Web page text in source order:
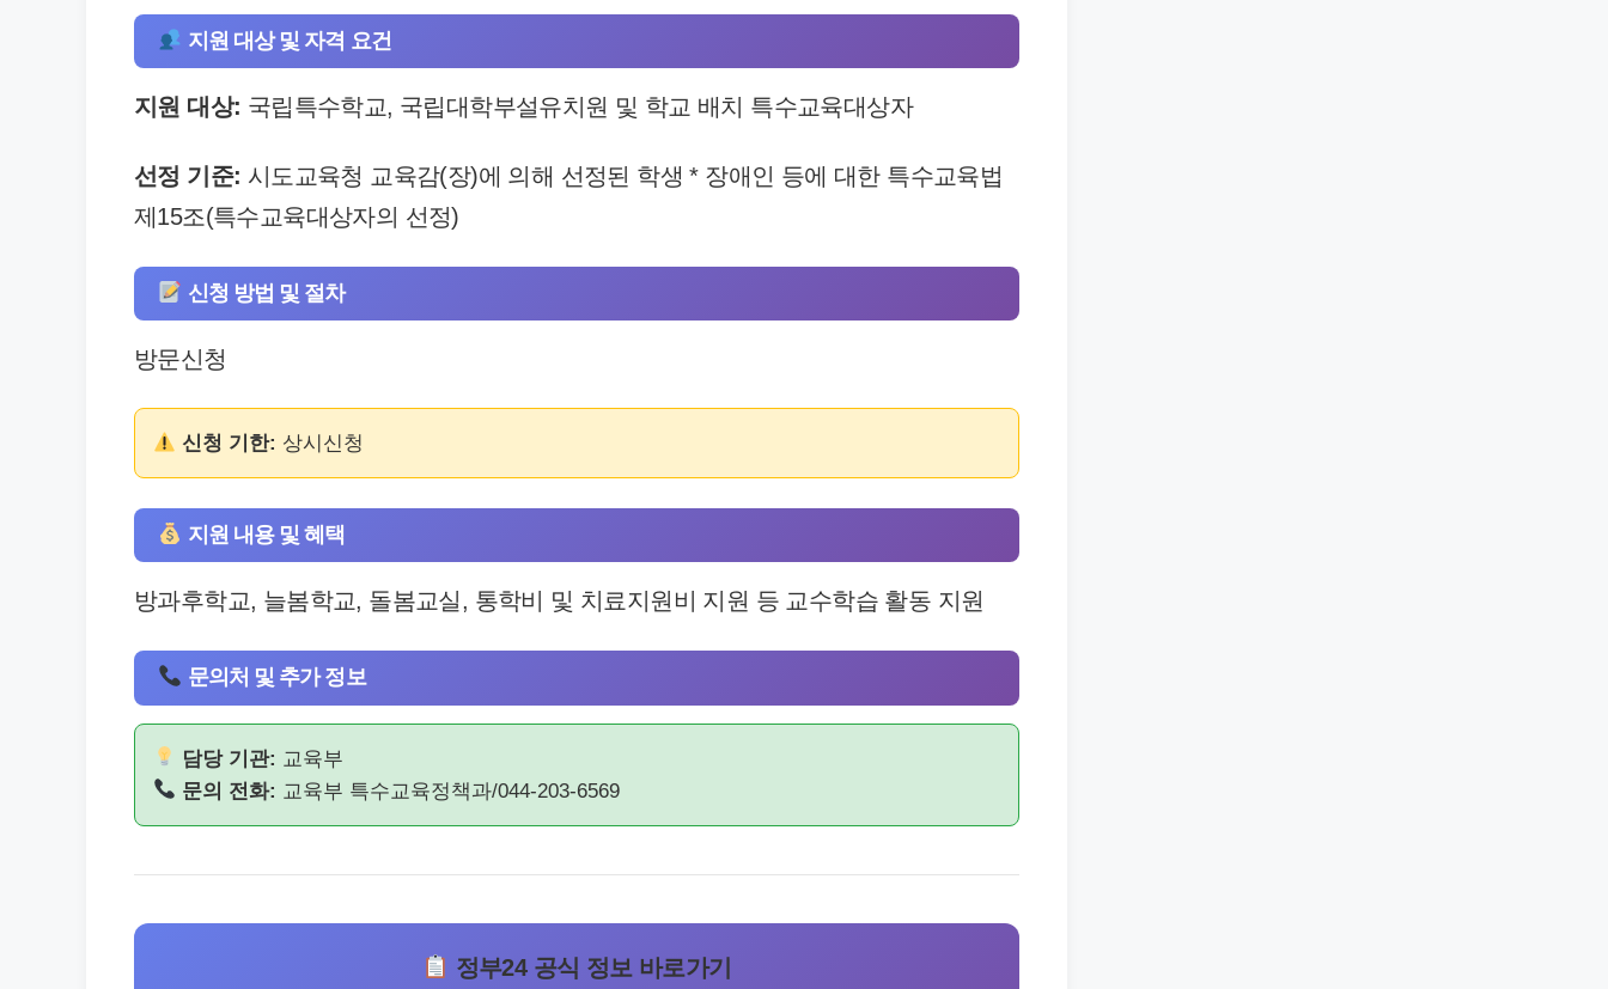
지원 대상 및 자격 요건
지원 대상: 국립특수학교, 국립대학부설유치원 및 학교 배치 특수교육대상자
선정 기준: 시도교육청 교육감(장)에 의해 선정된 학생 * 장애인 등에 대한 특수교육법
제15조(특수교육대상자의 선정)
신청 방법 및 절차
방문신청
신청 기한: 상시신청
지원 내용 및 혜택
방과후학교, 늘봄학교, 돌봄교실, 통학비 및 치료지원비 지원 등 교수학습 활동 지원
문의처 및 추가 정보
담당 기관: 교육부
문의 전화: 교육부 특수교육정책과/044-203-6569
정부24 공식 정보 바로가기